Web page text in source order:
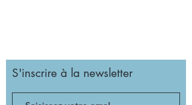
S'inscrire à la newsletter